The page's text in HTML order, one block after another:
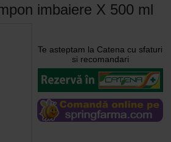
imbaiere X 500 ml
Te asteptam la Catena cu sfaturi
si recomandari